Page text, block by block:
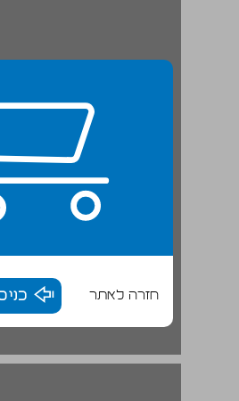
חזרה לאתר